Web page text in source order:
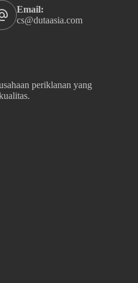
Email:
cs@dutaasia.com
periklanan yang